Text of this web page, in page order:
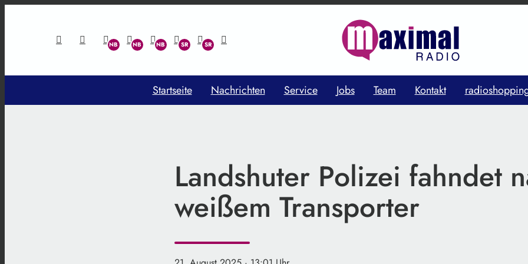
Startseite Nachrichten Service Jobs Team Kontakt
Landshuter Polizei fahndet
weißem Transporter